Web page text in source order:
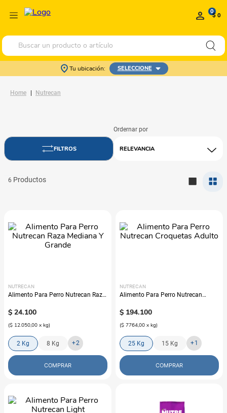
0$ 0
Buscar un producto o artículo
Tu ubicación: SELECCIONE
Nutrecan
RELEVANCIA
6
NUTRECAN
Alimento Para Perro Nutrecan Raza
$ 24.100
($ 12.050,00 x kg)
2 Kg 8 Kg +2
COMPRAR
NUTRECAN
Alimento Para Perro Nutrecan
$ 194.100
($ 7764,00 x kg)
25 Kg 15 Kg +1
COMPRAR